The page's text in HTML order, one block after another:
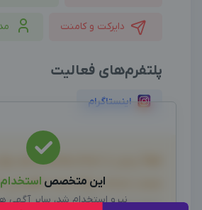
دایرکت و کامنت
پلتفرم‌های فعالیت
اینستاگرام
لطفاً پیش از انجام معامله و هر
صحت خدمات ارائه شده، اطمینان
بدیهی است دیدوگرام هیچ نوع
این متخصص استخدام
نیرو استخدام شد، سایر آگهی